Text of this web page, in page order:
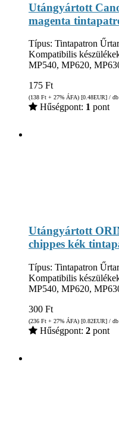
Utángyártott
magenta
Típus: Tintapatron
Kompatibilis
MP540, MP620,
175 Ft
(138 Ft + 27% ÁFA) [0.48EUR] / db
Hűségpont: 1 pont
Utángyártott
chippes kék
Típus: Tintapatron
Kompatibilis
MP540, MP620,
300 Ft
(236 Ft + 27% ÁFA) [0.82EUR] / db
Hűségpont: 2 pont